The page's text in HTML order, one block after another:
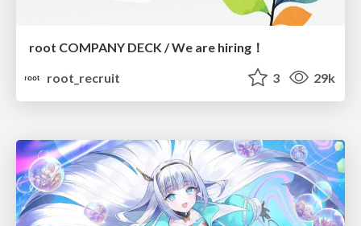
root COMPANY DECK / We are hiring！
root_recruit
3 29k